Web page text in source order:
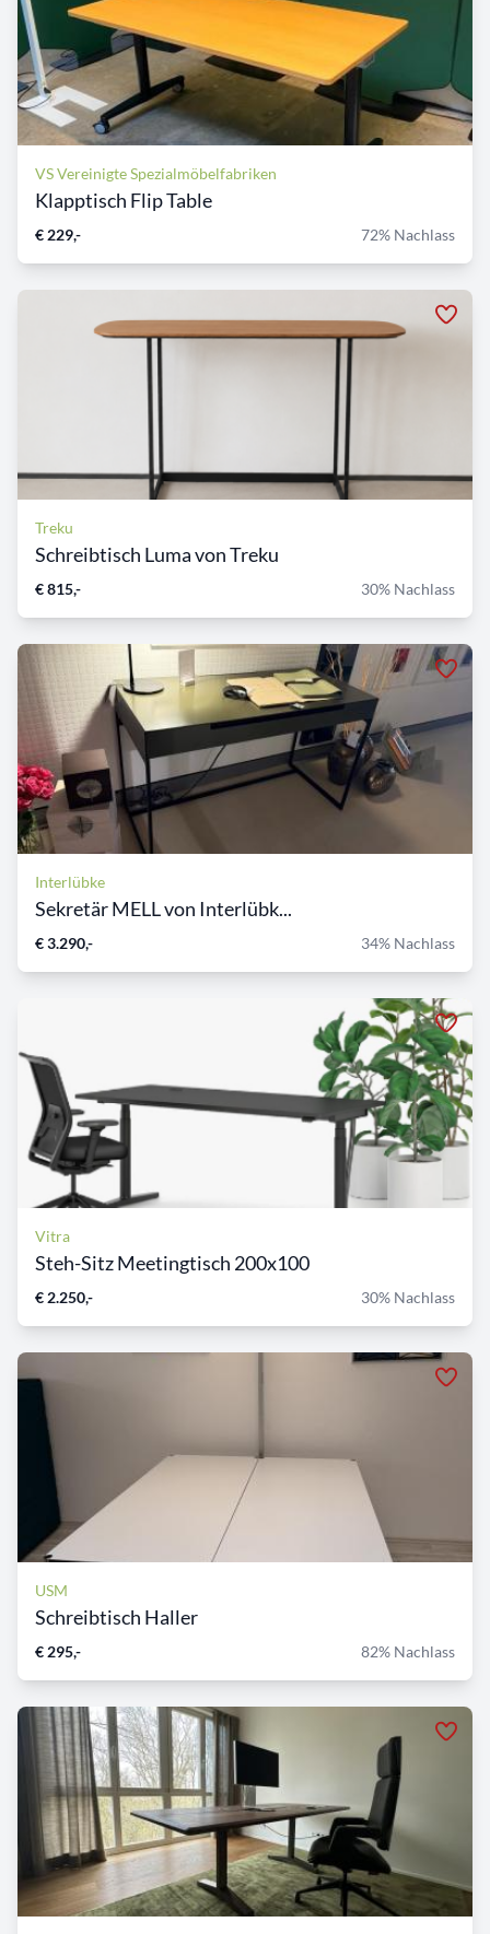
VS Vereinigte Spezialmöbelfabriken
Klapptisch Flip Table
€ 229,- 72% Nachlass
Treku
Schreibtisch Luma von Treku
€ 815,- 30% Nachlass
Interlübke
Sekretär MELL von Interlübk...
€ 3.290,- 34% Nachlass
Vitra
Steh-Sitz Meetingtisch 200x100
€ 2.250,- 30% Nachlass
USM
Schreibtisch Haller
€ 295,- 82% Nachlass